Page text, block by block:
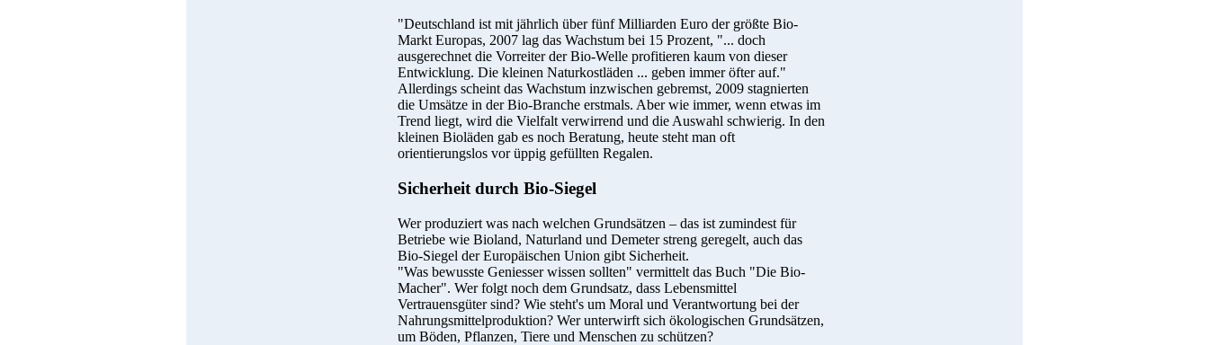
"Deutschland ist mit jährlich über fünf Milliarden Euro der größte Bio-
Markt Europas, 2007 lag das Wachstum bei 15 Prozent, "... doch
ausgerechnet die Vorreiter der Bio-Welle profitieren kaum von dieser
Entwicklung. Die kleinen Naturkostläden ... geben immer öfter auf."
Allerdings scheint das Wachstum inzwischen gebremst, 2009 stagnierten
die Umsätze in der Bio-Branche erstmals. Aber wie immer, wenn etwas im
Trend liegt, wird die Vielfalt verwirrend und die Auswahl schwierig. In den
kleinen Bioläden gab es noch Beratung, heute steht man oft
orientierungslos vor üppig gefüllten Regalen.
Sicherheit durch Bio-Siegel
Wer produziert was nach welchen Grundsätzen – das ist zumindest für
Betriebe wie Bioland, Naturland und Demeter streng geregelt, auch das
Bio-Siegel der Europäischen Union gibt Sicherheit.
"Was bewusste Geniesser wissen sollten" vermittelt das Buch "Die Bio-
Macher". Wer folgt noch dem Grundsatz, dass Lebensmittel
Vertrauensgüter sind? Wie steht's um Moral und Verantwortung bei der
Nahrungsmittelproduktion? Wer unterwirft sich ökologischen Grundsätzen,
um Böden, Pflanzen, Tiere und Menschen zu schützen?